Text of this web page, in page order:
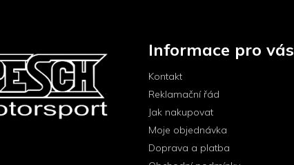
Moduly se dají k sobě lepit dle potřeby .dále je mozno
vkládat meší do větších a vlepit křidélka dle vašich
požadavků
Informace pro vás
Kontakt
Reklamační řád
Jak nakupovat
Moje objednávka
Doprava a platba